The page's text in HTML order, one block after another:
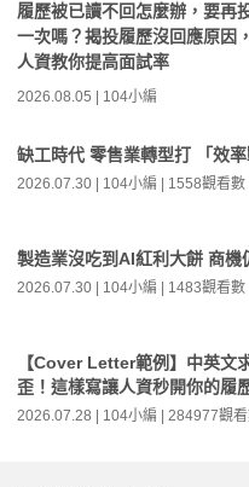
履歷被已讀不回怎麼辦，要再
一次嗎？揭投履歷沒回應原因，
人資教你提高面試率
2026.08.05 | 104小編
缺工時代 零售業轉型打 「效率
2026.07.30 | 104小編 | 1558觀看數
製造業沒吃到AI紅利大餅 商機
2026.07.30 | 104小編 | 1483觀看數
【Cover Letter範例】中英文
歪！這樣寫讓人資秒開你的履
2026.07.28 | 104小編 | 284977觀